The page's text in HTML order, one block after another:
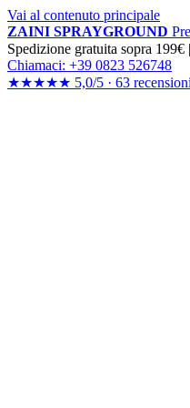
Vai al contenuto principale
ZAINI SPRAYGROUND
Spedizione gratuita sopra 199€ |
Chiamaci: +39 0823 526748
★★★★★ 5,0/5 · 63 recensioni